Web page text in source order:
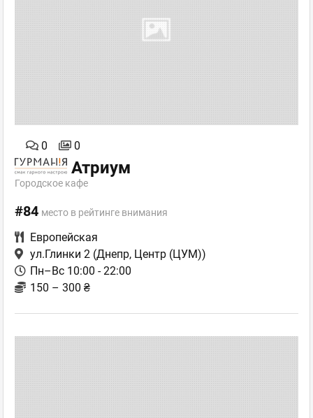
0 0
Атриум
Городское кафе
#84 место в рейтинге внимания
Европейская
ул.Глинки 2 (Днепр, Центр (ЦУМ))
Пн–Вс 10:00 - 22:00
150 – 300 ₴